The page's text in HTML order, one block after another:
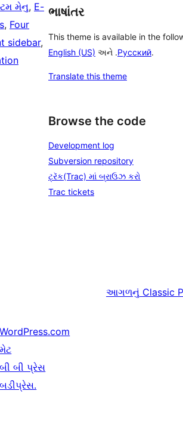
મેનુ, E-
, Four
sidebar
ભાષાંતર
This theme is available in the
English (US) અને .Русский.
Translate this theme
Browse the code
Development log
Subversion repository
ટ્રૅક(Trac) માં બ્રાઉઝ કરો
Trac tickets
આગળનું Classic
WordPress.com
મેટ
બી બી પ્રેસ
બડીપ્રેસ.